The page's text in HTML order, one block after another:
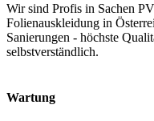
Wir sind Profis in Sachen
Folienauskleidung in
Sanierungen - höchste
selbstverständlich.
Wartung